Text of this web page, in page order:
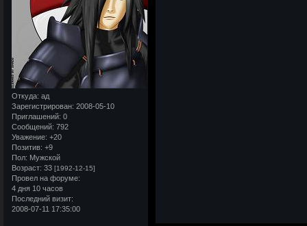
Откуда: ад
Зарегистрирован: 2008-05-10
Приглашений: 0
Сообщений: 792
Уважение: +20
Позитив: +9
Пол: Мужской
Возраст: 33 [1992-12-15]
Провел на форуме:
4 дня 10 часов
Последний визит:
2008-07-11 17:35:00